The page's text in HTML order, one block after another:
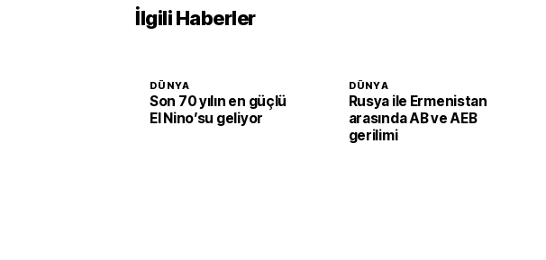
İlgili Haberler
DÜNYA
Son 70 yılın en güçlü
El Nino’su geliyor
DÜNYA
Rusya ile Ermenistan
arasında AB ve AEB
gerilimi